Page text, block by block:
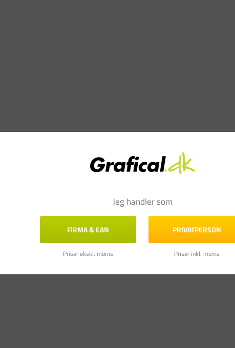
Jeg handler som
FIRMA & EAN
Priser ekskl. moms
PRIVATPERSON
Priser inkl. moms